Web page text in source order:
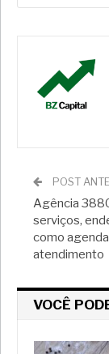
POST
Agência
serviços,
como
atendimento
VOCÊ